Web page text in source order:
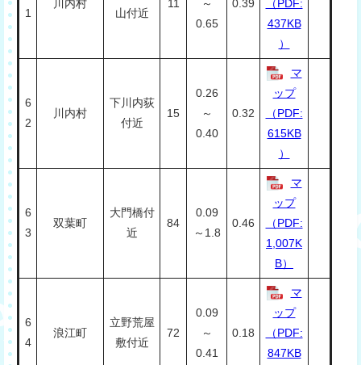
1
川内村
山付近
11
～
0.65
0.39
（PDF:
437KB
）
6
2
川内村
下川内荻
付近
15
0.26
～
0.40
0.32
マ
ップ
（PDF:
615KB
）
6
3
双葉町
大門橋付
近
84
0.09
～1.8
0.46
マ
ップ
（PDF:
1,007K
B）
6
4
浪江町
立野荒屋
敷付近
72
0.09
～
0.41
0.18
マ
ップ
（PDF:
847KB